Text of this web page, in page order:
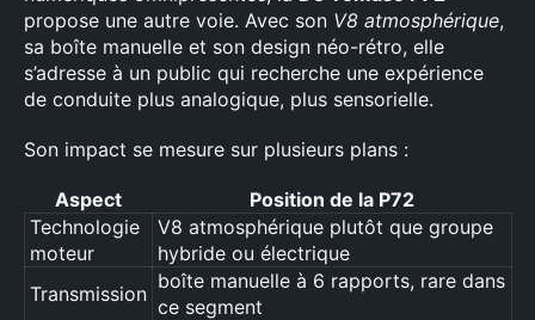
propose une autre voie. Avec son V8 atmosphérique,
sa boîte manuelle et son design néo-rétro, elle
s’adresse à un public qui recherche une expérience
de conduite plus analogique, plus sensorielle.
Son impact se mesure sur plusieurs plans :
Aspect
Position de la P72
Technologie
moteur
V8 atmosphérique plutôt que groupe
hybride ou électrique
Transmission
boîte manuelle à 6 rapports, rare dans
ce segment